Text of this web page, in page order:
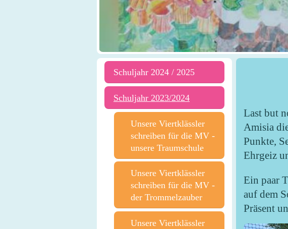
Last but
Amisia
Punkte,
Ehrgeiz
Ein paar
auf dem
Präsent
Schuljahr 2024 / 2025
Schuljahr 2023/2024
Unsere Viertklässler
schreiben für die MV -
unsere Traumschule
Unsere Viertklässler
schreiben für die MV -
der Trommelzauber
Unsere Viertklässler